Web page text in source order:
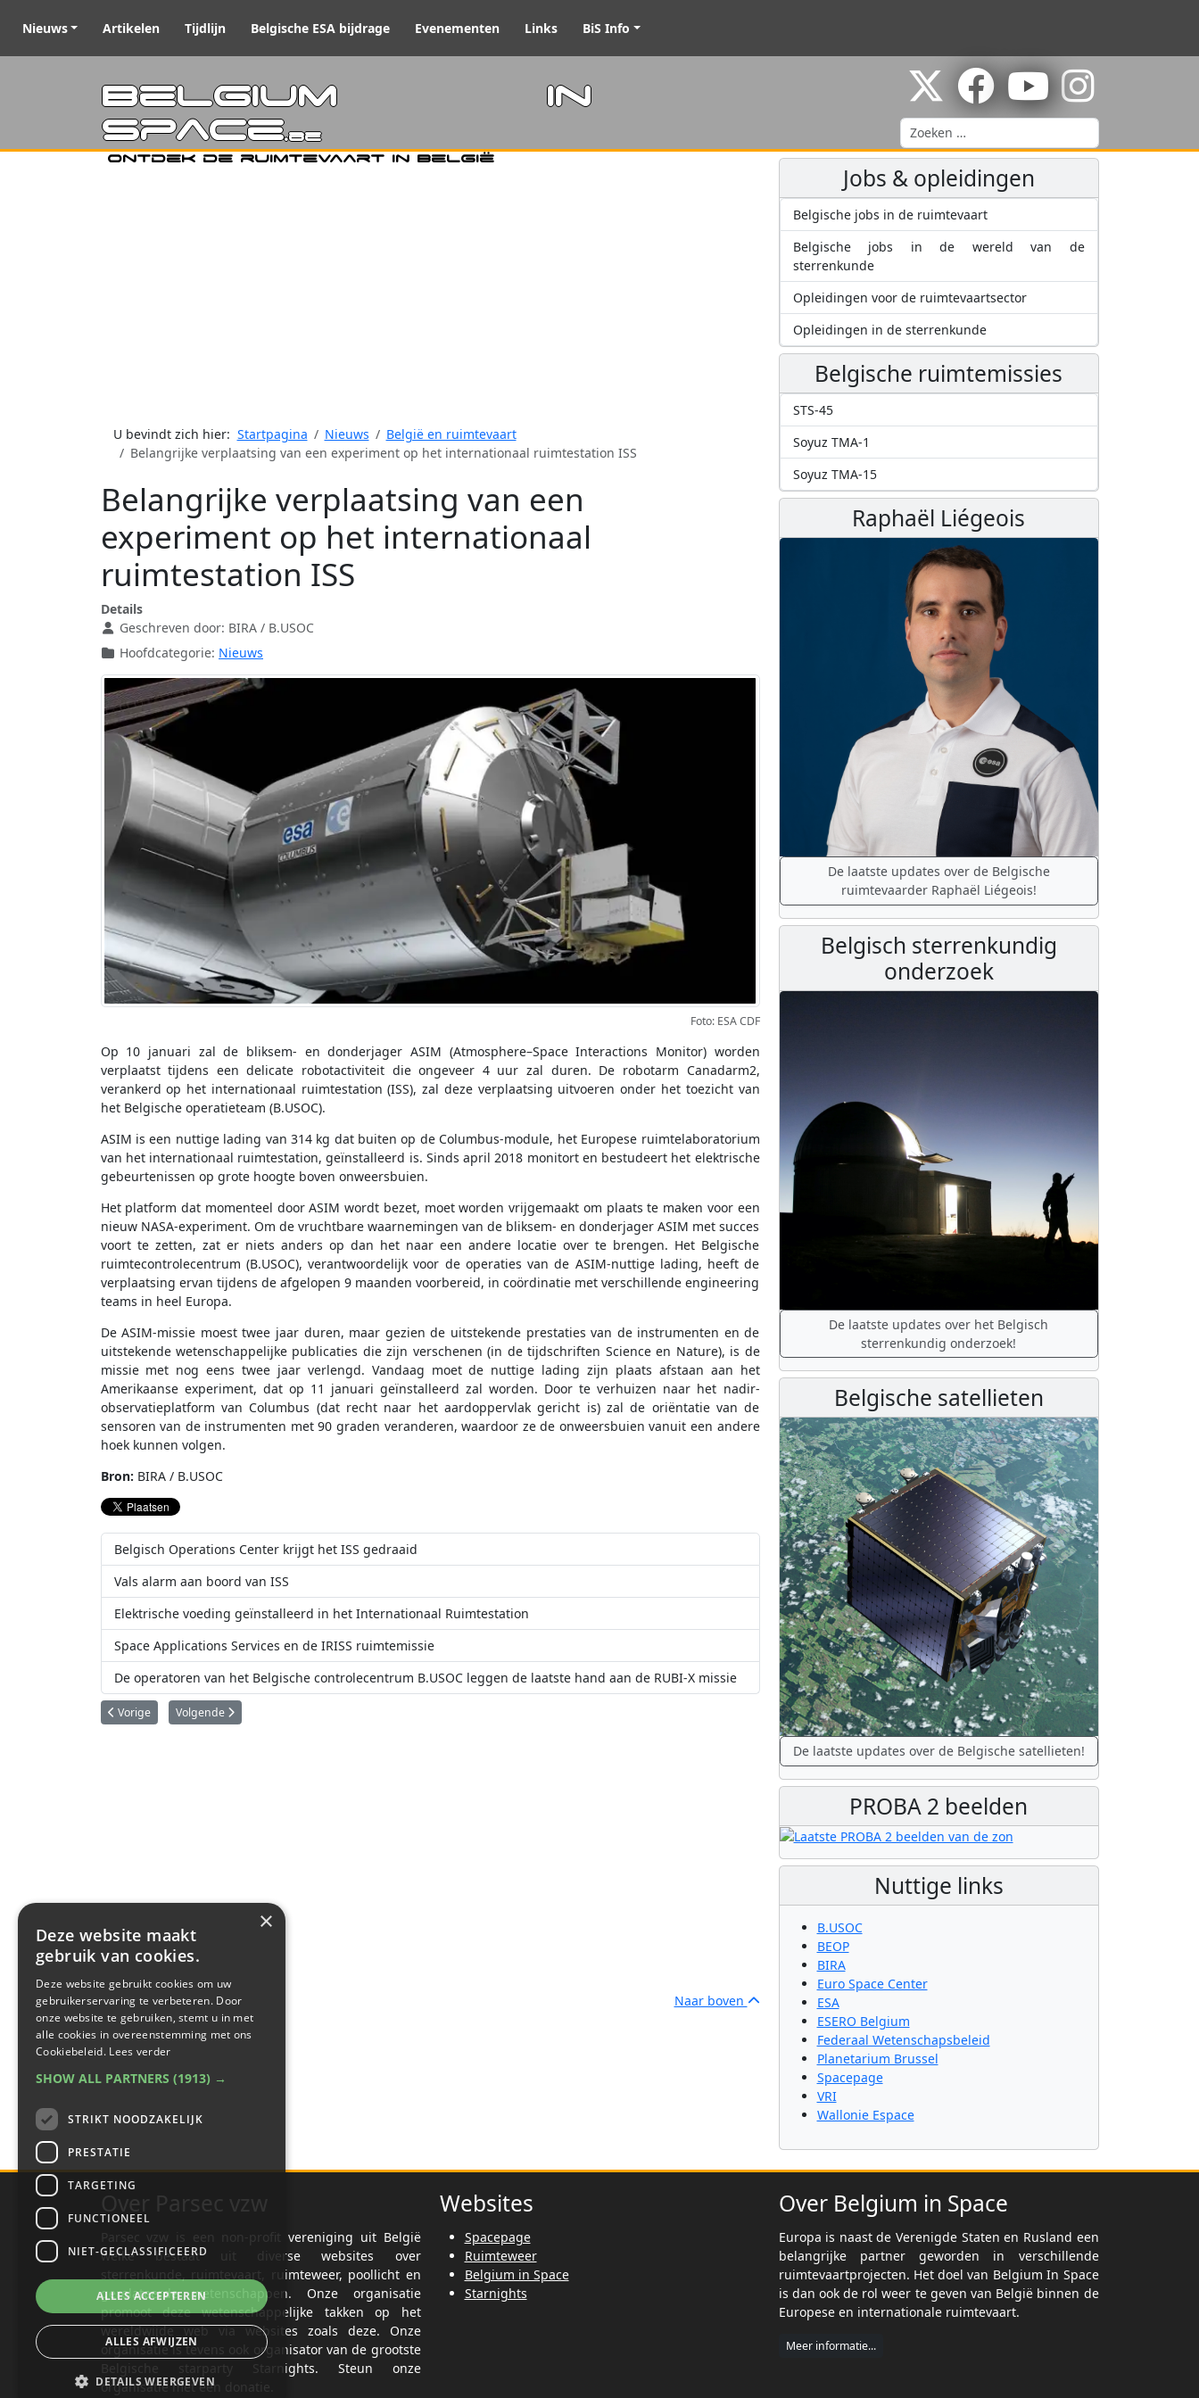
Nieuws Artikelen Tijdlijn Belgische ESA bijdrage Evenementen Links BiS Info
Belgium in
Space.be
Ontdek de ruimtevaart in België
Zoeken
U bevindt zich hier: Startpagina Nieuws
België en ruimtevaart
Belangrijke verplaatsing van een experiment op het internationaal ruimtestation ISS
Belangrijke verplaatsing van een
experiment op het internationaal
ruimtestation ISS
Details
Geschreven door: BIRA / B.USOC
Hoofdcategorie: Nieuws
Foto: ESA CDF
Op 10 januari zal de bliksem- en donderjager ASIM (Atmosphere–Space Interactions Monitor) worden
verplaatst tijdens een delicate robotactiviteit die ongeveer 4 uur zal duren. De robotarm Canadarm2,
verankerd op het internationaal ruimtestation (ISS), zal deze verplaatsing uitvoeren onder het toezicht van
het Belgische operatieteam (B.USOC).
ASIM is een nuttige lading van 314 kg dat buiten op de Columbus-module, het Europese ruimtelaboratorium
van het internationaal ruimtestation, geïnstalleerd is. Sinds april 2018 monitort en bestudeert het elektrische
gebeurtenissen op grote hoogte boven onweersbuien.
Het platform dat momenteel door ASIM wordt bezet, moet worden vrijgemaakt om plaats te maken voor een
nieuw NASA-experiment. Om de vruchtbare waarnemingen van de bliksem- en donderjager ASIM met succes
voort te zetten, zat er niets anders op dan het naar een andere locatie over te brengen. Het Belgische
ruimtecontrolecentrum (B.USOC), verantwoordelijk voor de operaties van de ASIM-nuttige lading, heeft de
verplaatsing ervan tijdens de afgelopen 9 maanden voorbereid, in coördinatie met verschillende engineering
teams in heel Europa.
De ASIM-missie moest twee jaar duren, maar gezien de uitstekende prestaties van de instrumenten en de
uitstekende wetenschappelijke publicaties die zijn verschenen (in de tijdschriften Science en Nature), is de
missie met nog eens twee jaar verlengd. Vandaag moet de nuttige lading zijn plaats afstaan aan het
Amerikaanse experiment, dat op 11 januari geïnstalleerd zal worden. Door te verhuizen naar het nadir-
observatieplatform van Columbus (dat recht naar het aardoppervlak gericht is) zal de oriëntatie van de
sensoren van de instrumenten met 90 graden veranderen, waardoor ze de onweersbuien vanuit een andere
hoek kunnen volgen.
Bron: BIRA / B.USOC
Belgisch Operations Center krijgt het ISS gedraaid
Vals alarm aan boord van ISS
Elektrische voeding geïnstalleerd in het Internationaal Ruimtestation
Space Applications Services en de IRISS ruimtemissie
De operatoren van het Belgische controlecentrum B.USOC leggen de laatste hand aan de RUBI-X missie
Vorig artikel: Koning Filip op bezoek bij het Guyana Space Center
Vorige Volgende artikel: QinetiQ in Kruibeke gaat nieuwe satelliet bouwen
Volgende
Naar boven
Jobs & opleidingen
Belgische jobs in de ruimtevaart
Belgische jobs in de wereld van de
sterrenkunde
Opleidingen voor de ruimtevaartsector
Opleidingen in de sterrenkunde
Belgische ruimtemissies
STS-45
Soyuz TMA-1
Soyuz TMA-15
Raphaël Liégeois
De laatste updates over de Belgische
ruimtevaarder Raphaël Liégeois!
Belgisch sterrenkundig
onderzoek
De laatste updates over het Belgisch
sterrenkundig onderzoek!
Belgische satellieten
De laatste updates over de Belgische satellieten!
PROBA 2 beelden
Nuttige links
B.USOC
BEOP
BIRA
Euro Space Center
ESA
ESERO Belgium
Federaal Wetenschapsbeleid
Planetarium Brussel
Spacepage
VRI
Wallonie Espace
Parsec vzw is een non-profit vereniging uit België
welke bestaat uit diverse websites over
sterrenkunde, ruimtevaart, ruimteweer, poollicht en
gerelateerde wetenschappen. Onze organisatie
promoot deze wetenschappelijke takken op het
wereldwijde web via websites zoals deze. Onze
organisatie is tevens ook organisator van de grootste
Belgische starparty Starnights. Steun onze
organisatie met een donatie.
Websites
Spacepage
Ruimteweer
Belgium in Space
Starnights
Over Belgium in Space
Europa is naast de Verenigde Staten en Rusland een
belangrijke partner geworden in verschillende
ruimtevaartprojecten. Het doel van Belgium In Space
is dan ook de rol weer te geven van België binnen de
Europese en internationale ruimtevaart.
Meer informatie...
×
Deze website maakt
gebruik van cookies.
Deze website gebruikt cookies om uw
gebruikerservaring te verbeteren. Door
onze website te gebruiken, stemt u in met
alle cookies in overeenstemming met ons
Cookiebeleid. Lees verder
SHOW ALL PARTNERS (1913) →
STRIKT NOODZAKELIJK
PRESTATIE
TARGETING
FUNCTIONEEL
NIET-GECLASSIFICEERD
ALLES ACCEPTEREN
ALLES AFWIJZEN
DETAILS WEERGEVEN